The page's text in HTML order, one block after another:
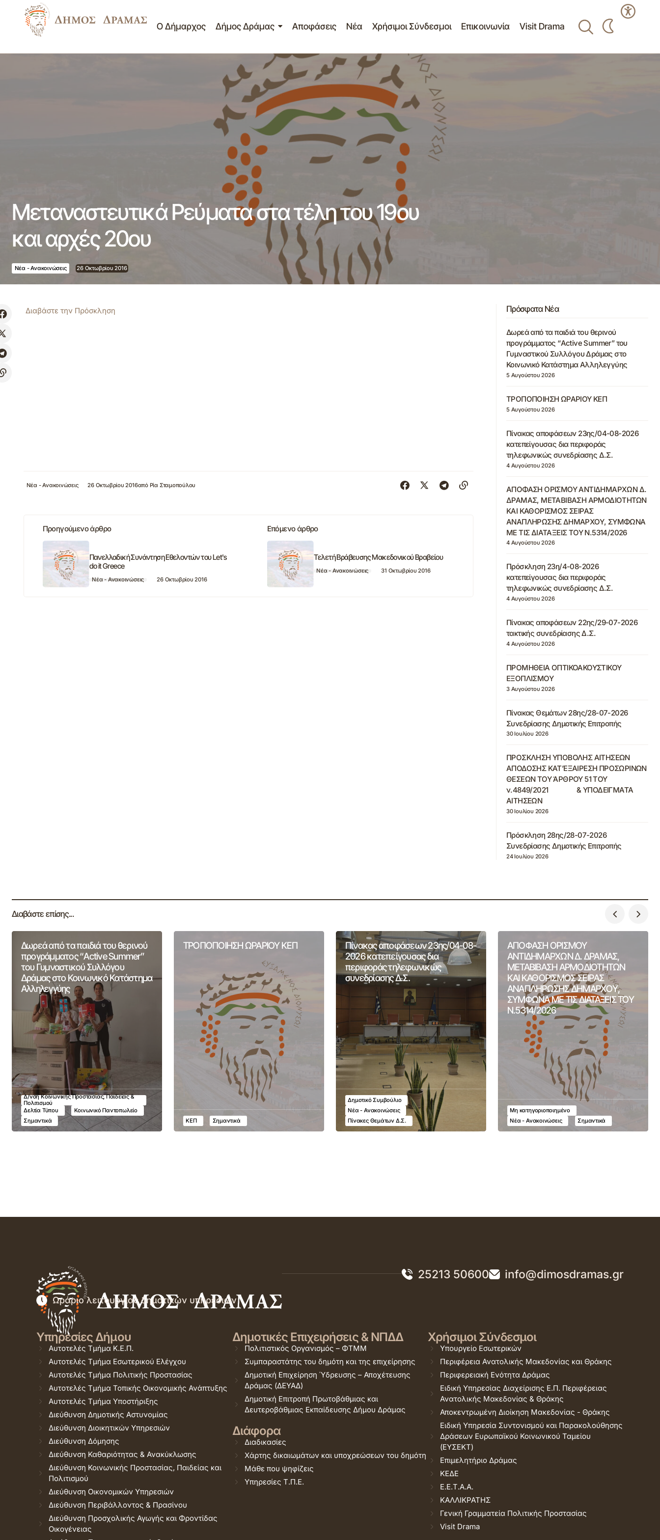
Ο Δήμαρχος Δήμος Δράμας Αποφάσεις Νέα Χρήσιμοι Σύνδεσμοι Επικοινωνία Visit Drama
Νέα - Ανακοινώσεις Μεταναστευτικά Ρεύματα στα τέλη του 19ου και αρχές 20ου
Μεταναστευτικά Ρεύματα στα τέλη του 19ου
και αρχές 20ου
Νέα - Ανακοινώσεις 26 Οκτωβρίου 2016
Διαβάστε την Πρόσκληση
Νέα - Ανακοινώσεις 26 Οκτωβρίου 2016από Ρία Σταμοπούλου
Προηγούμενο άρθρο
Πανελλαδική Συνάντηση Εθελοντών του Let's
do it Greece
Νέα - Ανακοινώσεις 26 Οκτωβρίου 2016
Επόμενο άρθρο
Τελετή Βράβευσης Μακεδονικού Βραβείου
Νέα - Ανακοινώσεις 31 Οκτωβρίου 2016
Πρόσφατα Νέα
Δωρεά από τα παιδιά του θερινού
προγράμματος “Active Summer” του
Γυμναστικού Συλλόγου Δράμας στο
Κοινωνικό Κατάστημα Αλληλεγγύης
5 Αυγούστου 2026
ΤΡΟΠΟΠΟΙΗΣΗ ΩΡΑΡΙΟΥ ΚΕΠ
5 Αυγούστου 2026
Πίνακας αποφάσεων 23ης/04-08-2026
κατεπείγουσας δια περιφοράς
τηλεφωνικώς συνεδρίασης Δ.Σ.
4 Αυγούστου 2026
ΑΠΟΦΑΣΗ ΟΡΙΣΜΟΥ ΑΝΤΙΔΗΜΑΡΧΩΝ Δ.
ΔΡΑΜΑΣ, ΜΕΤΑΒΙΒΑΣΗ ΑΡΜΟΔΙΟΤΗΤΩΝ
ΚΑΙ ΚΑΘΟΡΙΣΜΟΣ ΣΕΙΡΑΣ
ΑΝΑΠΛΗΡΩΣΗΣ ΔΗΜΑΡΧΟΥ, ΣΥΜΦΩΝΑ
ΜΕ ΤΙΣ ΔΙΑΤΑΞΕΙΣ ΤΟΥ Ν.5314/2026
4 Αυγούστου 2026
Πρόσκληση 23η/4-08-2026
κατεπείγουσας δια περιφοράς
τηλεφωνικώς συνεδρίασης Δ.Σ.
4 Αυγούστου 2026
Πίνακας αποφάσεων 22ης/29-07-2026
τακτικής συνεδρίασης Δ.Σ.
4 Αυγούστου 2026
ΠΡΟΜΗΘΕΙΑ ΟΠΤΙΚΟΑΚΟΥΣΤΙΚΟΥ
ΕΞΟΠΛΙΣΜΟΥ
3 Αυγούστου 2026
Πίνακας Θεμάτων 28ης/28-07-2026
Συνεδρίασης Δημοτικής Επιτροπής
30 Ιουλίου 2026
ΠΡΟΣΚΛΗΣΗ ΥΠΟΒΟΛΗΣ ΑΙΤΗΣΕΩΝ
ΑΠΟΔΟΣΗΣ ΚΑΤ’ΕΞΑΙΡΕΣΗ ΠΡΟΣΩΡΙΝΩΝ
ΘΕΣΕΩΝ ΤΟΥ ΆΡΘΡΟΥ 51 ΤΟΥ
ν.4849/2021 & ΥΠΟΔΕΙΓΜΑΤΑ
ΑΙΤΗΣΕΩΝ
30 Ιουλίου 2026
Πρόσκληση 28ης/28-07-2026
Συνεδρίασης Δημοτικής Επιτροπής
24 Ιουλίου 2026
Διαβάστε επίσης...
Δωρεά από τα παιδιά του θερινού
προγράμματος “Active Summer”
του Γυμναστικού Συλλόγου
Δράμας στο Κοινωνικό Κατάστημα
Αλληλεγγύης
Δ/νση Κοινωνικής Προστασίας, Παιδείας &
Πολιτισμού
Δελτία Τύπου
Κοινωνικό Παντοπωλείο
Σημαντικά
ΤΡΟΠΟΠΟΙΗΣΗ ΩΡΑΡΙΟΥ ΚΕΠ
ΚΕΠ Σημαντικά
Πίνακας αποφάσεων 23ης/04-08-
2026 κατεπείγουσας δια
περιφοράς τηλεφωνικώς
συνεδρίασης Δ.Σ.
Δημοτικό Συμβούλιο
Νέα - Ανακοινώσεις
Πίνακες Θεμάτων Δ.Σ.
ΑΠΟΦΑΣΗ ΟΡΙΣΜΟΥ
ΑΝΤΙΔΗΜΑΡΧΩΝ Δ. ΔΡΑΜΑΣ,
ΜΕΤΑΒΙΒΑΣΗ ΑΡΜΟΔΙΟΤΗΤΩΝ
ΚΑΙ ΚΑΘΟΡΙΣΜΟΣ ΣΕΙΡΑΣ
ΑΝΑΠΛΗΡΩΣΗΣ ΔΗΜΑΡΧΟΥ,
ΣΥΜΦΩΝΑ ΜΕ ΤΙΣ ΔΙΑΤΑΞΕΙΣ ΤΟΥ
Ν.5314/2026
Μη κατηγοριοποιημένο
Νέα - Ανακοινώσεις
Σημαντικά
25213 50600 info@dimosdramas.gr
Ωράριο λειτουργίας δημοτικών υπηρεσιών
Υπηρεσίες Δήμου
Αυτοτελές Τμήμα Κ.Ε.Π.
Αυτοτελές Τμήμα Εσωτερικού Ελέγχου
Αυτοτελές Τμήμα Πολιτικής Προστασίας
Αυτοτελές Τμήμα Τοπικής Οικονομικής Ανάπτυξης
Αυτοτελές Τμήμα Υποστήριξης
Διεύθυνση Δημοτικής Αστυνομίας
Διεύθυνση Διοικητικών Υπηρεσιών
Διεύθυνση Δόμησης
Διεύθυνση Καθαριότητας & Ανακύκλωσης
Διεύθυνση Κοινωνικής Προστασίας, Παιδείας και
Πολιτισμού
Διεύθυνση Οικονομικών Υπηρεσιών
Διεύθυνση Περιβάλλοντος & Πρασίνου
Διεύθυνση Προσχολικής Αγωγής και Φροντίδας
Οικογένειας
Δημοτικές Επιχειρήσεις & ΝΠΔΔ
Πολιτιστικός Οργανισμός – ΦΤΜΜ
Συμπαραστάτης του δημότη και της επιχείρησης
Δημοτική Επιχείρηση Ύδρευσης – Αποχέτευσης
Δράμας (ΔΕΥΑΔ)
Δημοτική Επιτροπή Πρωτοβάθμιας και
Δευτεροβάθμιας Εκπαίδευσης Δήμου Δράμας
Διάφορα
Διαδικασίες
Χάρτης δικαιωμάτων και υποχρεώσεων του δημότη
Μάθε που ψηφίζεις
Υπηρεσίες Τ.Π.Ε.
Χρήσιμοι Σύνδεσμοι
Υπουργείο Εσωτερικών
Περιφέρεια Ανατολικής Μακεδονίας και Θράκης
Περιφερειακή Ενότητα Δράμας
Ειδική Υπηρεσίας Διαχείρισης Ε.Π. Περιφέρειας
Ανατολικής Μακεδονίας & Θράκης
Αποκεντρωμένη Διοίκηση Μακεδονίας - Θράκης
Ειδική Υπηρεσία Συντονισμού και Παρακολούθησης
Δράσεων Ευρωπαϊκού Κοινωνικού Ταμείου
(ΕΥΣΕΚΤ)
Επιμελητήριο Δράμας
ΚΕΔΕ
Ε.Ε.Τ.Α.Α.
ΚΑΛΛΙΚΡΑΤΗΣ
Γενική Γραμματεία Πολιτικής Προστασίας
Visit Drama